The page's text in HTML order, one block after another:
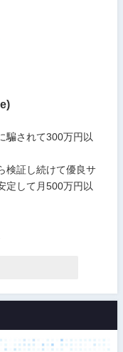
騙されて300万円以
検証し続けて優良サ
定して月500万円以